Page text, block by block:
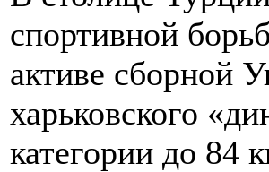
спортивной
активе сборной
харьковского
категории до 84